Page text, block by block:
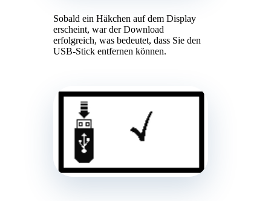
Sobald ein Häkchen auf dem Display
erscheint, war der Download
erfolgreich, was bedeutet, dass Sie den
USB-Stick entfernen können.